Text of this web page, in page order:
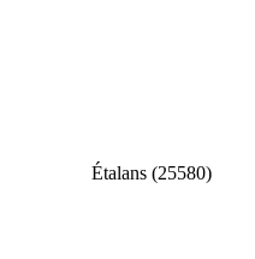
Étalans (25580)